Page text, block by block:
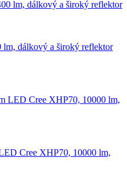
dálkový a široký reflektor
Cree XHP70, 10000 lm,